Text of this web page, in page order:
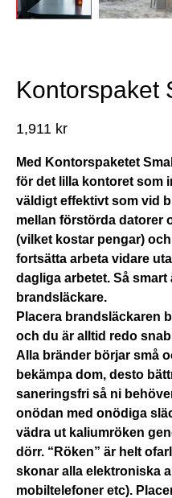
Kontorspaket
1,911 kr
Med Kontorspaketet
för det lilla kontoret som
väldigt effektivt som vid
mellan förstörda datorer
(vilket kostar pengar)
fortsätta arbeta vidare
dagliga arbetet. Så
brandsläckare.
Placera brandsläckaren
och du är alltid redo
Alla bränder börjar små
bekämpa dom, desto
saneringsfri så ni
onödan med onödiga
vädra ut kaliumröken
dörr. “Röken” är helt
skonar alla elektroniska
mobiltelefoner etc).